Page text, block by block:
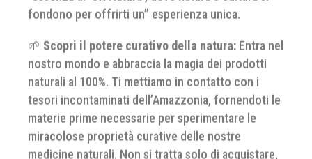
fondono per offrirti un” esperienza unica.
🌱 Scopri il potere curativo della natura: Entra nel
nostro mondo e abbraccia la magia dei prodotti
naturali al 100%. Ti mettiamo in contatto con i
tesori incontaminati dell’Amazzonia, fornendoti le
materie prime necessarie per sperimentare le
miracolose proprietà curative delle nostre
medicine naturali. Non si tratta solo di acquistare,